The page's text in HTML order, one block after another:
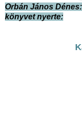
Orbán János
könyvet nyerte: